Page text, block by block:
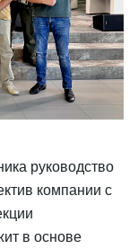
руководство
компании с
в основе